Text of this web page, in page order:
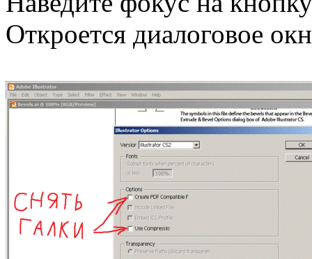
Откроется диалоговое